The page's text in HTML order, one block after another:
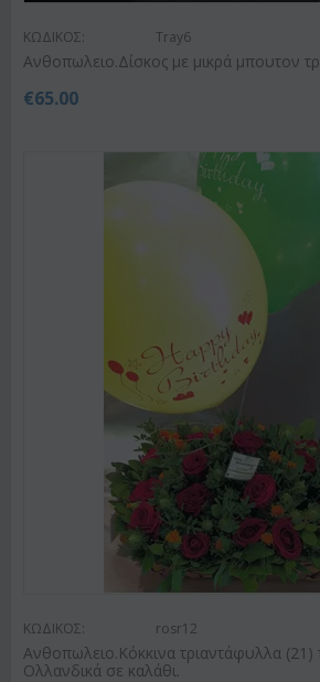
ΚΩΔΙΚΟΣ: Tray6
Ανθοπωλειο.Δίσκος με μικρά μπουτον
€65.00
ΚΩΔΙΚΟΣ: rosr12
Ανθοπωλειο.Κόκκινα τριαντάφυλλα (21)
Ολλανδικά σε καλάθι.